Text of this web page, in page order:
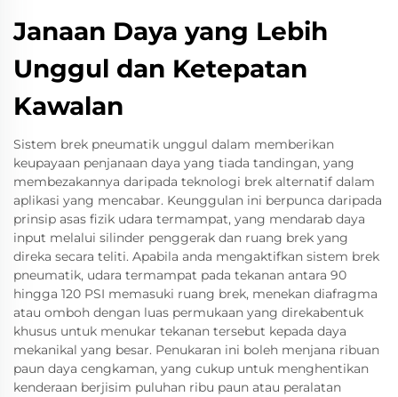
Janaan Daya yang Lebih
Unggul dan Ketepatan
Kawalan
Sistem brek pneumatik unggul dalam memberikan
keupayaan penjanaan daya yang tiada tandingan, yang
membezakannya daripada teknologi brek alternatif dalam
aplikasi yang mencabar. Keunggulan ini berpunca daripada
prinsip asas fizik udara termampat, yang mendarab daya
input melalui silinder penggerak dan ruang brek yang
direka secara teliti. Apabila anda mengaktifkan sistem brek
pneumatik, udara termampat pada tekanan antara 90
hingga 120 PSI memasuki ruang brek, menekan diafragma
atau omboh dengan luas permukaan yang direkabentuk
khusus untuk menukar tekanan tersebut kepada daya
mekanikal yang besar. Penukaran ini boleh menjana ribuan
paun daya cengkaman, yang cukup untuk menghentikan
kenderaan berjisim puluhan ribu paun atau peralatan